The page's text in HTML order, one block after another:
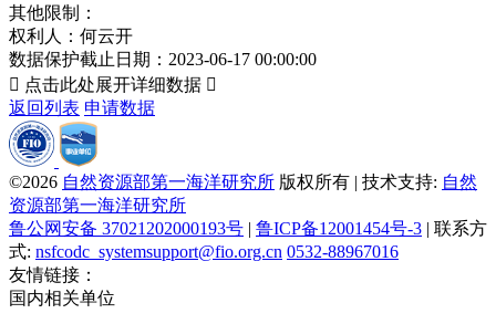
其他限制：
权利人： 何云开
数据保护截止日期： 2023-06-17 00:00:00
 点击此处展开详细数据 
返回列表 申请数据
©2026 自然资源部第一海洋研究所 版权所有 | 技术支持: 自然
资源部第一海洋研究所
鲁公网安备 37021202000193号 | 鲁ICP备12001454号-3 | 联系方
式: nsfcodc_systemsupport@fio.org.cn 0532-88967016
友情链接：
国内相关单位